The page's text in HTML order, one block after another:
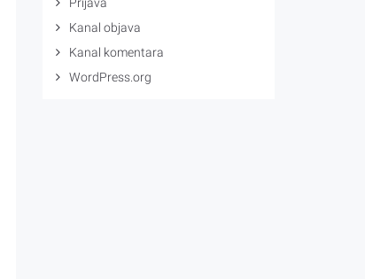
Kanal objava
Kanal komentara
WordPress.org